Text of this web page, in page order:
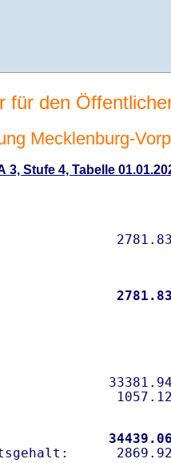
für den
Mecklenburg-
Stufe 4, Tabelle